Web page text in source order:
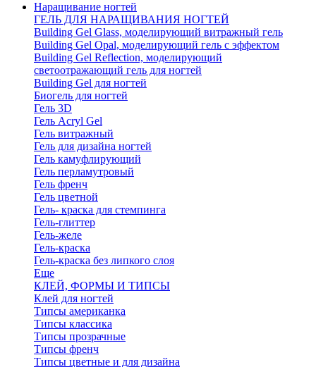
Наращивание ногтей
ГЕЛЬ ДЛЯ НАРАЩИВАНИЯ НОГТЕЙ
Building Gel Glass, моделирующий витражный гель
Building Gel Opal, моделирующий гель с эффектом
Building Gel Reflection, моделирующий
светоотражающий гель для ногтей
Building Gel для ногтей
Биогель для ногтей
Гель 3D
Гель Acryl Gel
Гель витражный
Гель для дизайна ногтей
Гель камуфлирующий
Гель перламутровый
Гель френч
Гель цветной
Гель- краска для стемпинга
Гель-глиттер
Гель-желе
Гель-краска
Гель-краска без липкого слоя
Еще
КЛЕЙ, ФОРМЫ И ТИПСЫ
Клей для ногтей
Типсы американка
Типсы классика
Типсы прозрачные
Типсы френч
Типсы цветные и для дизайна